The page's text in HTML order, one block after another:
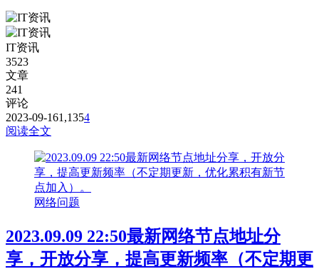
收费版的高速机场节点相提并论，不能奢望太多。 为防止失
联，请下载本站APP进行安装或是收藏本站及备用站点。 常
见问题，统一回复： 第一：注意你自己的网络环境（本地连
接当中的...
IT资讯
3523
文章
241
评论
2023-09-161,1354
阅读全文
网络问题
2023.09.09 22:50最新网络节点地址分
享，开放分享，提高更新频率（不定期更